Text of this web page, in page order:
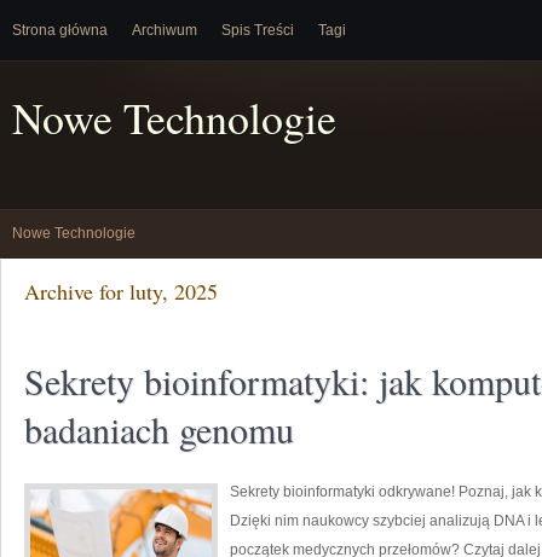
Strona główna Archiwum Spis Treści Tagi
Nowe Technologie
Nowe Technologie
Archive for luty, 2025
Sekrety bioinformatyki: jak
badaniach genomu
Sekrety bioinformatyki odkrywane! Poznaj,
Dzięki nim naukowcy szybciej analizują DNA i
początek medycznych przełomów? Czytaj